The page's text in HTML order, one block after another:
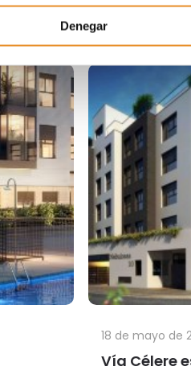
Denegar
Vía Célere
18 de mayo de